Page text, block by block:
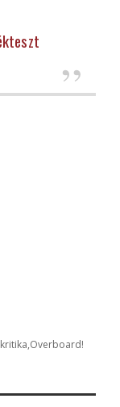
kritika Overboard!